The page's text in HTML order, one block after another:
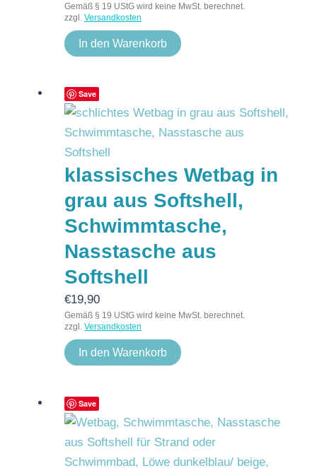
Gemäß § 19 UStG wird keine MwSt. berechnet.
zzgl. Versandkosten
In den Warenkorb
Save
klassisches Wetbag in
grau aus Softshell,
Schwimmtasche,
Nasstasche aus
Softshell
€19,90
Gemäß § 19 UStG wird keine MwSt. berechnet.
zzgl. Versandkosten
In den Warenkorb
Save